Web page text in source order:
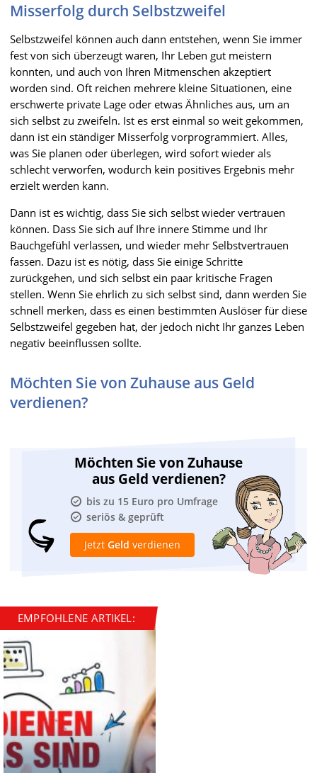
Misserfolg durch Selbstzweifel
Selbstzweifel können auch dann entstehen, wenn Sie immer
fest von sich überzeugt waren, Ihr Leben gut meistern
konnten, und auch von Ihren Mitmenschen akzeptiert
worden sind. Oft reichen mehrere kleine Situationen, eine
erschwerte private Lage oder etwas Ähnliches aus, um an
sich selbst zu zweifeln. Ist es erst einmal so weit gekommen,
dann ist ein ständiger Misserfolg vorprogrammiert. Alles,
was Sie planen oder überlegen, wird sofort wieder als
schlecht verworfen, wodurch kein positives Ergebnis mehr
erzielt werden kann.
Dann ist es wichtig, dass Sie sich selbst wieder vertrauen
können. Dass Sie sich auf Ihre innere Stimme und Ihr
Bauchgefühl verlassen, und wieder mehr Selbstvertrauen
fassen. Dazu ist es nötig, dass Sie einige Schritte
zurückgehen, und sich selbst ein paar kritische Fragen
stellen. Wenn Sie ehrlich zu sich selbst sind, dann werden Sie
schnell merken, dass es einen bestimmten Auslöser für diese
Selbstzweifel gegeben hat, der jedoch nicht Ihr ganzes Leben
negativ beeinflussen sollte.
Möchten Sie von Zuhause aus Geld
verdienen?
Möchten Sie von Zuhause
aus Geld verdienen?
bis zu 15 Euro pro Umfrage
seriös & geprüft
Jetzt Geld verdienen
EMPFOHLENE ARTIKEL: